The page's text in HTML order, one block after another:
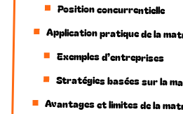
Position concurrentielle
Application pratique de la
Exemples d’entreprises
Stratégies basées sur la
Avantages et limites de la